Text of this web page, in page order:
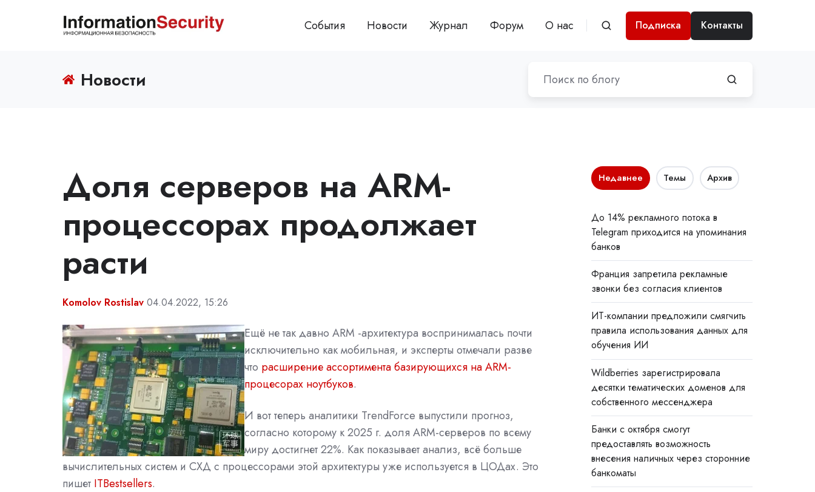
События Новости Журнал Форум О нас Подписка Контакты
Новости
Доля серверов на ARM-
процессорах продолжает
расти
Komolov Rostislav 04.04.2022, 15:26
Ещё не так давно ARM -архитектура воспринималась почти
исключительно как мобильная, и эксперты отмечали разве
что расширение ассортимента базирующихся на ARM-
процесорах ноутбуков.
И вот теперь аналитики TrendForce выпустили прогноз,
согласно которому к 2025 г. доля ARM-серверов по всему
миру достигнет 22%. Как показывает анализ, всё больше
вычислительных систем и СХД с процессорами этой архитектуры уже используется в ЦОДах. Это
пишет ITBestsellers.
Недавнее Темы Архив
До 14% рекламного потока в
Telegram приходится на упоминания
банков
Франция запретила рекламные
звонки без согласия клиентов
ИТ-компании предложили смягчить
правила использования данных для
обучения ИИ
Wildberries зарегистрировала
десятки тематических доменов для
собственного мессенджера
Банки с октября смогут
предоставлять возможность
внесения наличных через сторонние
банкоматы